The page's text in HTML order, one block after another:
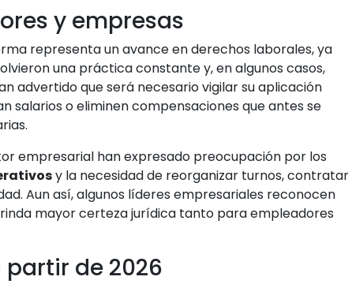
y empresas
representa un avance en derechos laborales, ya
una práctica constante y, en algunos casos,
advertido que será necesario vigilar su aplicación
salarios o eliminen compensaciones que antes se
empresarial han expresado preocupación por los
y la necesidad de reorganizar turnos, contratar
Aun así, algunos líderes empresariales reconocen
mayor certeza jurídica tanto para empleadores
de 2026